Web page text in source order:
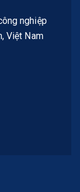
nghiệp
Việt Nam